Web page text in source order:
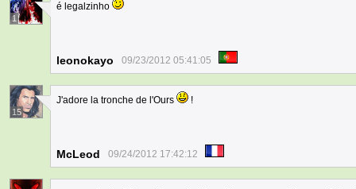
1
é legalzinho
leonokayo 09/23/2012 05:41:05
15
J'adore la tronche de l'Ours !
McLeod 09/24/2012 17:42:12